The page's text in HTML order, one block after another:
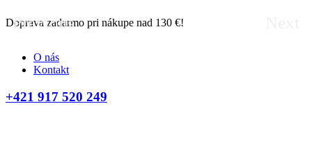
Doprava zadarmo pri nákupe nad 130 €!
Previous
O nás
Kontakt
+421 917 520 249